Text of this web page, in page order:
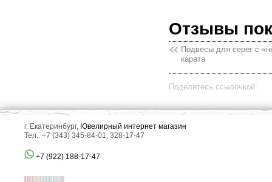
Отзывы
Подвесы для серег с
карата
Поделитесь ссылочкой:
г. Екатеринбург, Ювелирный интернет магазин
Тел.: +7 (343) 345-84-01, 328-17-47
+7 (922) 188-17-47